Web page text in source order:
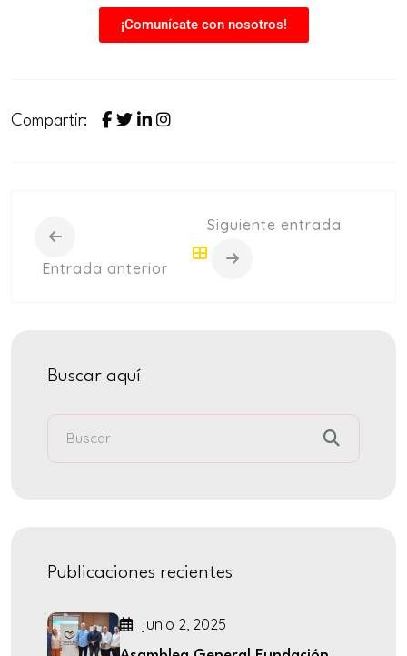
¡Comunícate con nosotros!
Compartir:
Entrada anterior
Siguiente entrada
Buscar aquí
Publicaciones recientes
junio 2, 2025